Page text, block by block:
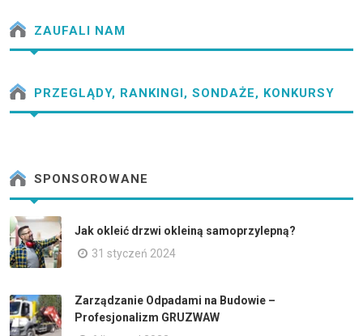
ZAUFALI NAM
PRZEGLĄDY, RANKINGI, SONDAŻE, KONKURSY
SPONSOROWANE
Jak okleić drzwi okleiną samoprzylepną?
31 styczeń 2024
Zarządzanie Odpadami na Budowie –
Profesjonalizm GRUZWAW